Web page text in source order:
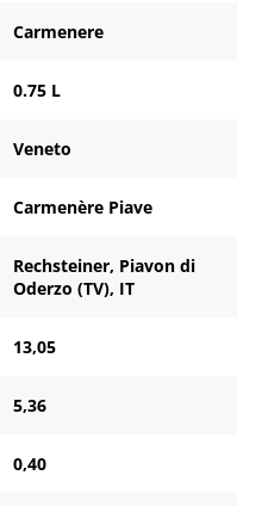
Carmenere
0.75 L
Veneto
Carmenère Piave
Rechsteiner, Piavon di
Oderzo (TV), IT
13,05
5,36
0,40